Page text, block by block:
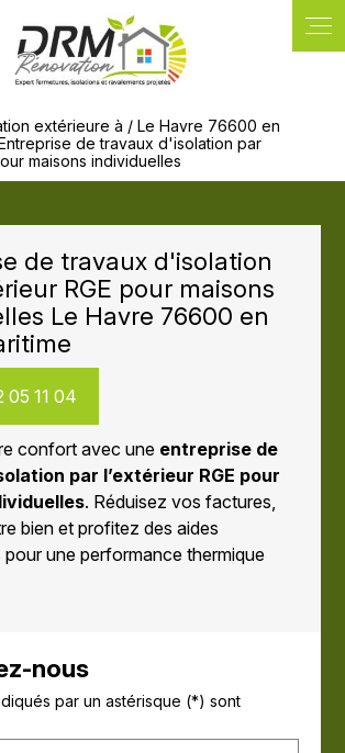
extérieure à / Le Havre 76600 en
de travaux d'isolation par
maisons individuelles
de travaux d'isolation
RGE pour maisons
Le Havre 76600 en
05 11 04
confort avec une entreprise de
par l’extérieur RGE pour
. Réduisez vos factures,
bien et profitez des aides
pour une performance thermique
nous
par un astérisque (*) sont